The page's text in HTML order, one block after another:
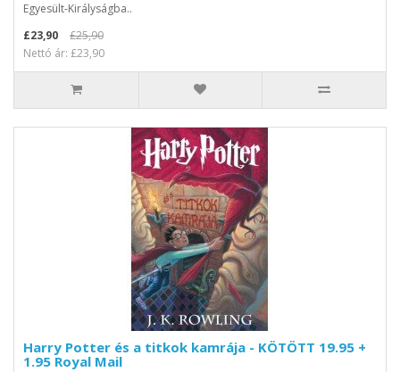
Egyesült-Királyságba..
£23,90
£25,90
Nettó ár: £23,90
Harry Potter és a titkok kamrája - KÖTÖTT 19.95 +
1.95 Royal Mail